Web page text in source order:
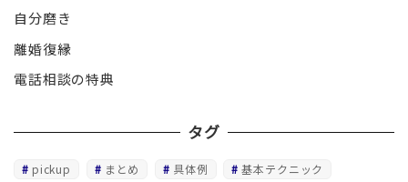
自分磨き
離婚復縁
電話相談の特典
タグ
pickup まとめ 具体例 基本テクニック